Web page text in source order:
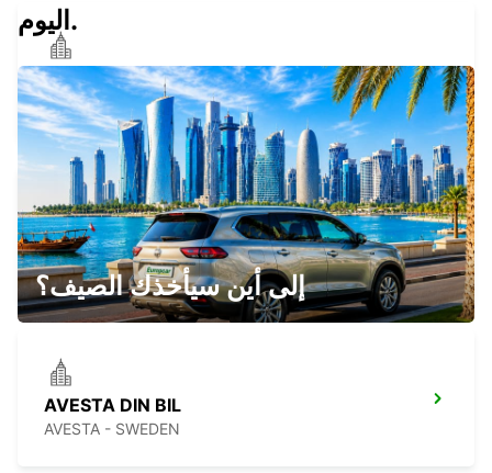
HEDEMORA
HEDEMORA - SWEDEN
LUDVIKA
LUDVIKA - SWEDEN
AVESTA DIN BIL
AVESTA - SWEDEN
اليوم.
إلى أين سيأخذك الصيف؟